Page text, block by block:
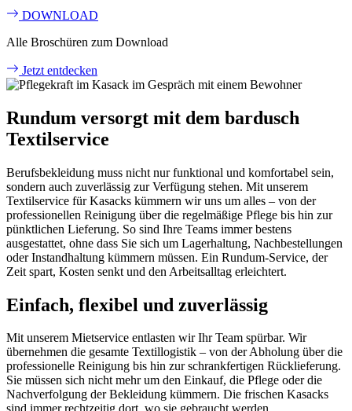
DOWNLOAD
Alle Broschüren zum Download
Jetzt entdecken
Rundum versorgt mit dem bardusch
Textilservice
Berufsbekleidung muss nicht nur funktional und komfortabel sein,
sondern auch zuverlässig zur Verfügung stehen. Mit unserem
Textilservice für Kasacks kümmern wir uns um alles – von der
professionellen Reinigung über die regelmäßige Pflege bis hin zur
pünktlichen Lieferung. So sind Ihre Teams immer bestens
ausgestattet, ohne dass Sie sich um Lagerhaltung, Nachbestellungen
oder Instandhaltung kümmern müssen. Ein Rundum-Service, der
Zeit spart, Kosten senkt und den Arbeitsalltag erleichtert.
Einfach, flexibel und zuverlässig
Mit unserem Mietservice entlasten wir Ihr Team spürbar. Wir
übernehmen die gesamte Textillogistik – von der Abholung über die
professionelle Reinigung bis hin zur schrankfertigen Rücklieferung.
Sie müssen sich nicht mehr um den Einkauf, die Pflege oder die
Nachverfolgung der Bekleidung kümmern. Die frischen Kasacks